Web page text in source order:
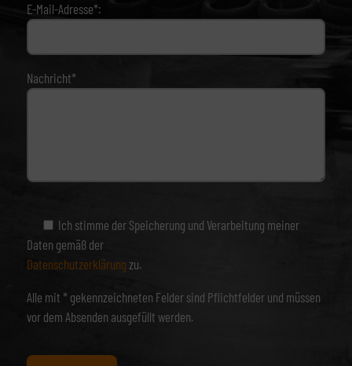
E-Mail-Adresse*:
Nachricht*
Ich stimme der Speicherung und Verarbeitung meiner
Daten gemäß der
Datenschutzerklärung zu.
Alle mit * gekennzeichneten Felder sind Pflichtfelder und müssen
vor dem Absenden ausgefüllt werden.